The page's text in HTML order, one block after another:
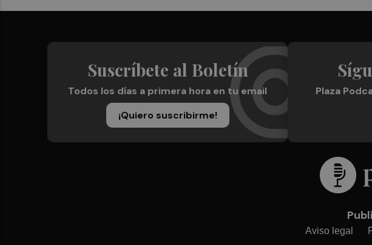
Suscríbete al Boletín
Todos los días a primera hora en tu email
¡Quiero suscribirme!
Plaza
Aviso legal